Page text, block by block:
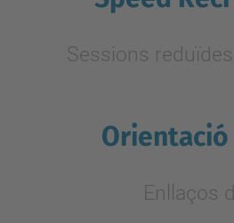
Sessions
Enllaços